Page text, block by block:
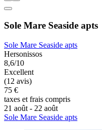
Sole Mare Seaside apts
Sole Mare Seaside apts
Hersonissos
8,6/10
Excellent
(12 avis)
75 €
taxes et frais compris
21 août - 22 août
Sole Mare Seaside apts